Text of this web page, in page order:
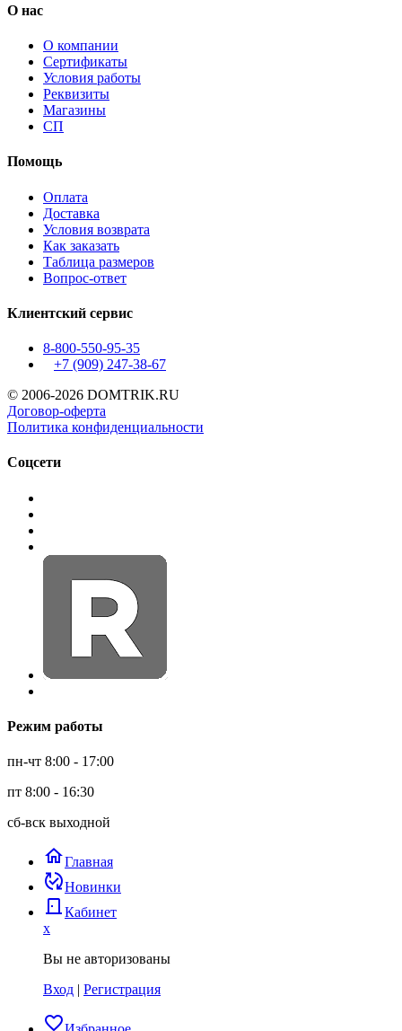
О нас
О компании
Сертификаты
Условия работы
Реквизиты
Магазины
СП
Помощь
Оплата
Доставка
Условия возврата
Как заказать
Таблица размеров
Вопрос-ответ
Клиентский сервис
8-800-550-95-35
+7 (909) 247-38-67
© 2006-2026 DOMTRIK.RU
Договор-оферта
Политика конфиденциальности
Соцсети
Режим работы
пн-чт 8:00 - 17:00
пт 8:00 - 16:30
сб-вск выходной
homeГлавная
published_with_changesНовинки
door_back Кабинет
x
Вы не авторизованы
Вход | Регистрация
favorite_border